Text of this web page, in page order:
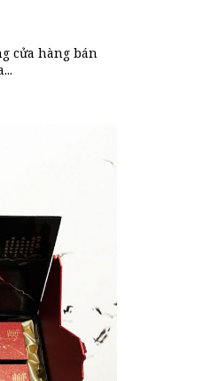
cửa hàng bán